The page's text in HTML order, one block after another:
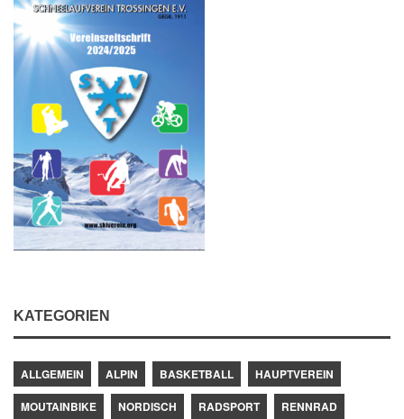
KATEGORIEN
ALLGEMEIN ALPIN BASKETBALL
HAUPTVEREIN
MOUTAINBIKE
NORDISCH RADSPORT
RENNRAD